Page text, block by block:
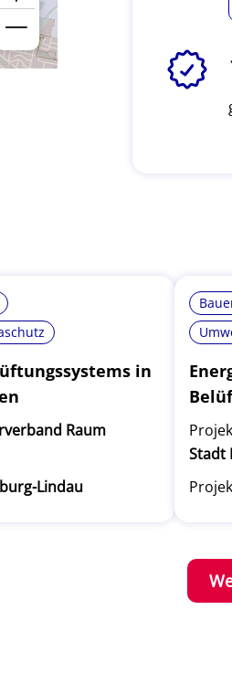
in
Raum
Lindau
Stadt